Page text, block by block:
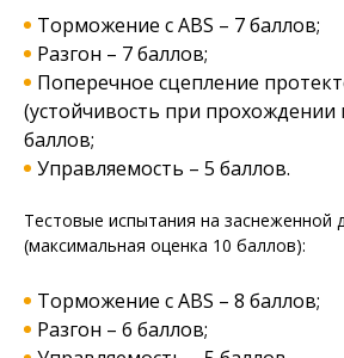
Торможение с ABS – 7 баллов;
Разгон – 7 баллов;
Поперечное сцепление
(устойчивость при прохождении
баллов;
Управляемость – 5 баллов.
Тестовые испытания на заснеженной
(максимальная оценка 10 баллов):
Торможение с ABS – 8 баллов;
Разгон – 6 баллов;